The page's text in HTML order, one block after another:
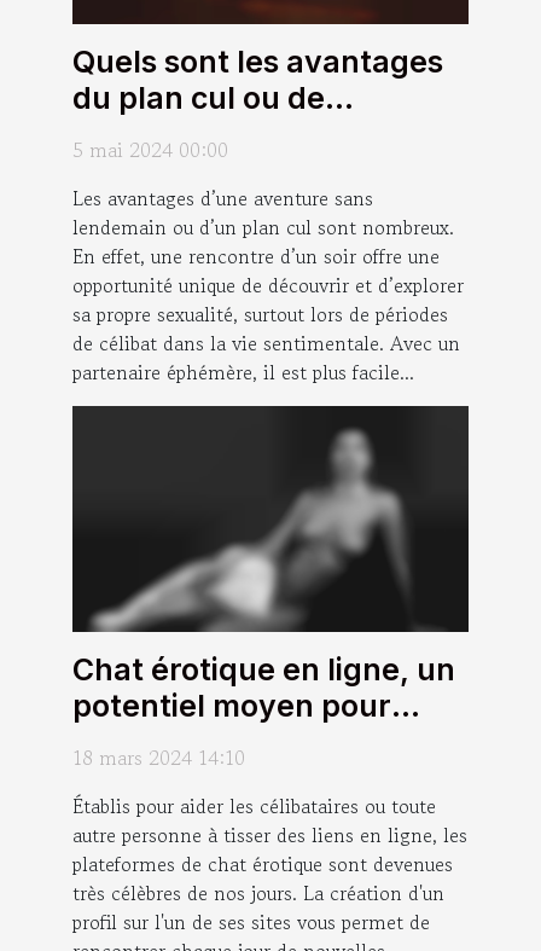
Quels sont les avantages
du plan cul ou de
l’aventure sans lendemain
5 mai 2024 00:00
Les avantages d’une aventure sans
lendemain ou d’un plan cul sont nombreux.
En effet, une rencontre d’un soir offre une
opportunité unique de découvrir et d’explorer
sa propre sexualité, surtout lors de périodes
de célibat dans la vie sentimentale. Avec un
partenaire éphémère, il est plus facile...
Chat érotique en ligne, un
potentiel moyen pour
tisser des liens ?
18 mars 2024 14:10
Établis pour aider les célibataires ou toute
autre personne à tisser des liens en ligne, les
plateformes de chat érotique sont devenues
très célèbres de nos jours. La création d'un
profil sur l'un de ses sites vous permet de